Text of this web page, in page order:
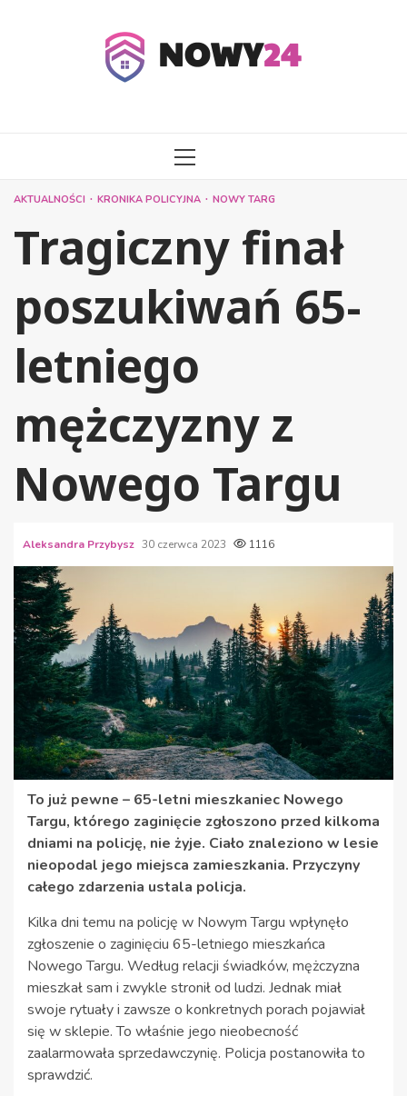
MENU
AKTUALNOŚCI KRONIKA POLICYJNA NOWY TARG
Tragiczny finał
poszukiwań 65-
letniego
mężczyzny z
Nowego Targu
Aleksandra Przybysz 30 czerwca 2023 1116
To już pewne – 65-letni mieszkaniec Nowego
Targu, którego zaginięcie zgłoszono przed kilkoma
dniami na policję, nie żyje. Ciało znaleziono w lesie
nieopodal jego miejsca zamieszkania. Przyczyny
całego zdarzenia ustala policja.
Kilka dni temu na policję w Nowym Targu wpłynęło
zgłoszenie o zaginięciu 65-letniego mieszkańca
Nowego Targu. Według relacji świadków, mężczyzna
mieszkał sam i zwykle stronił od ludzi. Jednak miał
swoje rytuały i zawsze o konkretnych porach pojawiał
się w sklepie. To właśnie jego nieobecność
zaalarmowała sprzedawczynię. Policja postanowiła to
sprawdzić.